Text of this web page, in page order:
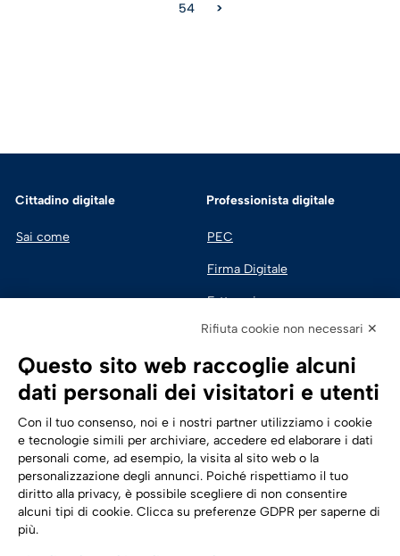
54 >
Cittadino digitale
Sai come
Professionista digitale
PEC
Firma Digitale
Fatturazione
Sicurezza Digitale
Cloud
Trasformazione digitale
Energia
Telecomunicazioni
Seguici su:
Rifiuta cookie non necessari ✕
Questo sito web raccoglie alcuni
dati personali dei visitatori e utenti
Con il tuo consenso, noi e i nostri partner utilizziamo i cookie
e tecnologie simili per archiviare, accedere ed elaborare i dati
personali come, ad esempio, la visita al sito web o la
personalizzazione degli annunci. Poiché rispettiamo il tuo
diritto alla privacy, è possibile scegliere di non consentire
alcuni tipi di cookie. Clicca su preferenze GDPR per saperne di
più.